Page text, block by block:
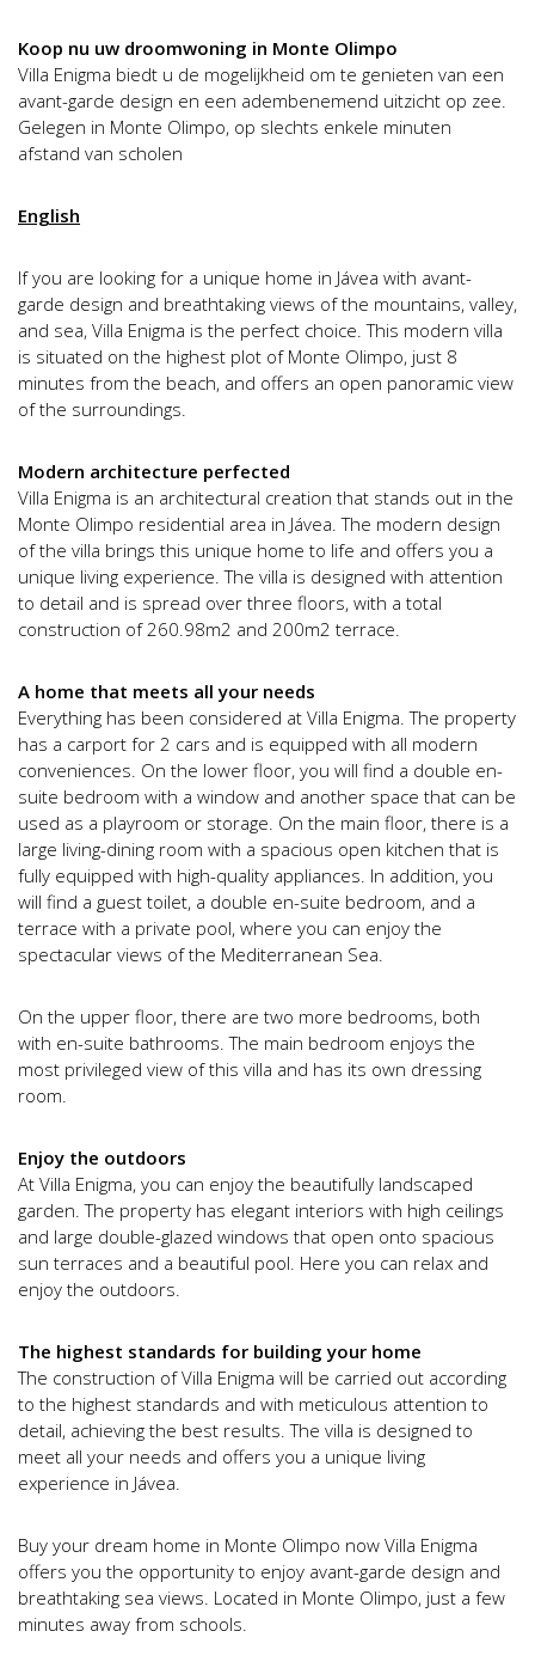
Koop nu uw droomwoning in Monte Olimpo
Villa Enigma biedt u de mogelijkheid om te genieten van een
avant-garde design en een adembenemend uitzicht op zee.
Gelegen in Monte Olimpo, op slechts enkele minuten
afstand van scholen
English
If you are looking for a unique home in Jávea with avant-
garde design and breathtaking views of the mountains, valley,
and sea, Villa Enigma is the perfect choice. This modern villa
is situated on the highest plot of Monte Olimpo, just 8
minutes from the beach, and offers an open panoramic view
of the surroundings.
Modern architecture perfected
Villa Enigma is an architectural creation that stands out in the
Monte Olimpo residential area in Jávea. The modern design
of the villa brings this unique home to life and offers you a
unique living experience. The villa is designed with attention
to detail and is spread over three floors, with a total
construction of 260.98m2 and 200m2 terrace.
A home that meets all your needs
Everything has been considered at Villa Enigma. The property
has a carport for 2 cars and is equipped with all modern
conveniences. On the lower floor, you will find a double en-
suite bedroom with a window and another space that can be
used as a playroom or storage. On the main floor, there is a
large living-dining room with a spacious open kitchen that is
fully equipped with high-quality appliances. In addition, you
will find a guest toilet, a double en-suite bedroom, and a
terrace with a private pool, where you can enjoy the
spectacular views of the Mediterranean Sea.
On the upper floor, there are two more bedrooms, both
with en-suite bathrooms. The main bedroom enjoys the
most privileged view of this villa and has its own dressing
room.
Enjoy the outdoors
At Villa Enigma, you can enjoy the beautifully landscaped
garden. The property has elegant interiors with high ceilings
and large double-glazed windows that open onto spacious
sun terraces and a beautiful pool. Here you can relax and
enjoy the outdoors.
The highest standards for building your home
The construction of Villa Enigma will be carried out according
to the highest standards and with meticulous attention to
detail, achieving the best results. The villa is designed to
meet all your needs and offers you a unique living
experience in Jávea.
Buy your dream home in Monte Olimpo now Villa Enigma
offers you the opportunity to enjoy avant-garde design and
breathtaking sea views. Located in Monte Olimpo, just a few
minutes away from schools.